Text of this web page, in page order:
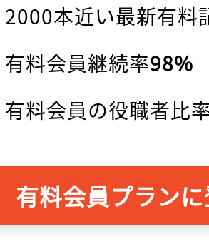
2000本近い最新有料
有料会員継続率98%
有料会員の役職者比
有料会員プラン